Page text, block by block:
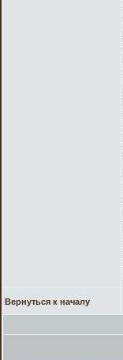
Вернуться к началу